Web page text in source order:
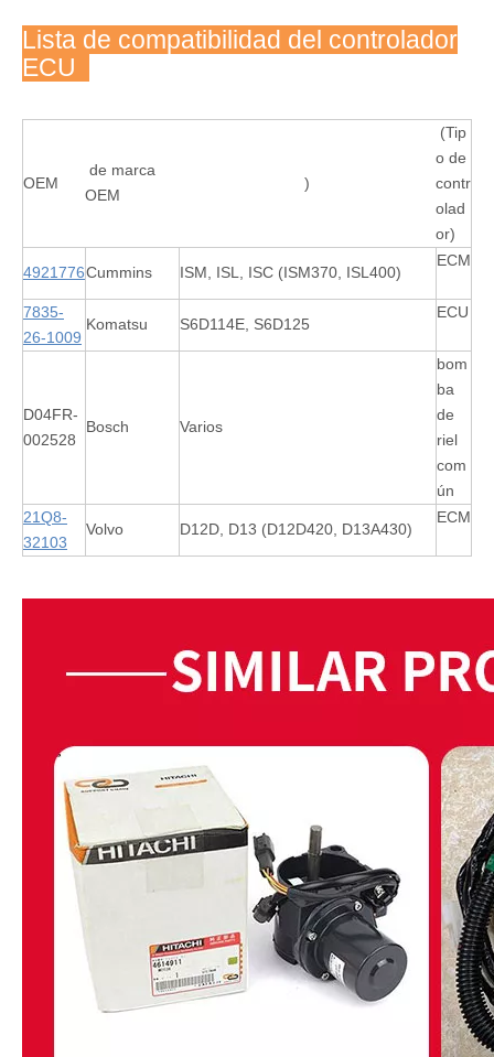
Lista de compatibilidad del controlador
ECU
OEM
de marca
OEM
)
(Tip
o de
contr
olad
or)
4921776Cummins ISM, ISL, ISC (ISM370, ISL400)
ECM
7835-
26-1009
Komatsu S6D114E, S6D125
ECU
D04FR-
002528
Bosch Varios
bom
ba
de
riel
com
ún
21Q8-
32103
Volvo D12D, D13 (D12D420, D13A430)
ECM